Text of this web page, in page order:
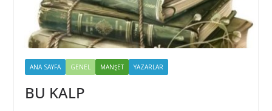
ANA SAYFA GENEL MANŞET YAZARLAR
BU KALP